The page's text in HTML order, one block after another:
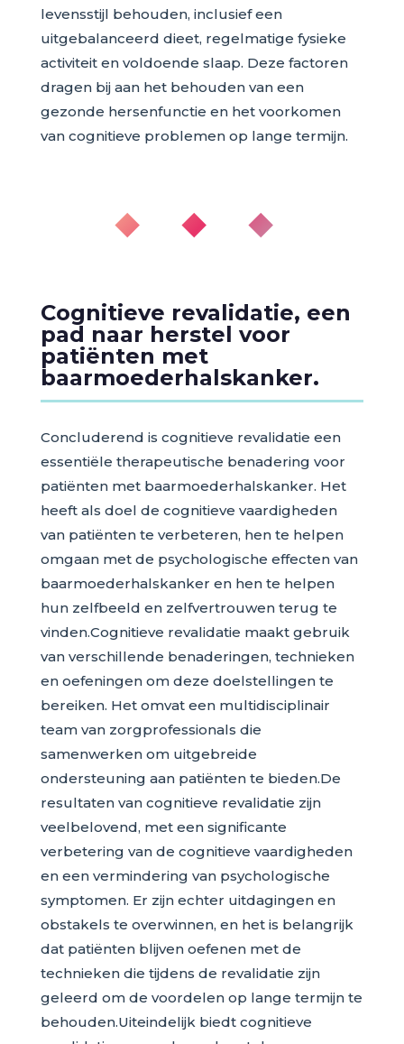
levensstijl behouden, inclusief een
uitgebalanceerd dieet, regelmatige fysieke
activiteit en voldoende slaap. Deze factoren
dragen bij aan het behouden van een
gezonde hersenfunctie en het voorkomen
van cognitieve problemen op lange termijn.
◆ ◆ ◆
Cognitieve revalidatie, een
pad naar herstel voor
patiënten met
baarmoederhalskanker.
Concluderend is cognitieve revalidatie een
essentiële therapeutische benadering voor
patiënten met baarmoederhalskanker. Het
heeft als doel de cognitieve vaardigheden
van patiënten te verbeteren, hen te helpen
omgaan met de psychologische effecten van
baarmoederhalskanker en hen te helpen
hun zelfbeeld en zelfvertrouwen terug te
vinden.Cognitieve revalidatie maakt gebruik
van verschillende benaderingen, technieken
en oefeningen om deze doelstellingen te
bereiken. Het omvat een multidisciplinair
team van zorgprofessionals die
samenwerken om uitgebreide
ondersteuning aan patiënten te bieden.De
resultaten van cognitieve revalidatie zijn
veelbelovend, met een significante
verbetering van de cognitieve vaardigheden
en een vermindering van psychologische
symptomen. Er zijn echter uitdagingen en
obstakels te overwinnen, en het is belangrijk
dat patiënten blijven oefenen met de
technieken die tijdens de revalidatie zijn
geleerd om de voordelen op lange termijn te
behouden.Uiteindelijk biedt cognitieve